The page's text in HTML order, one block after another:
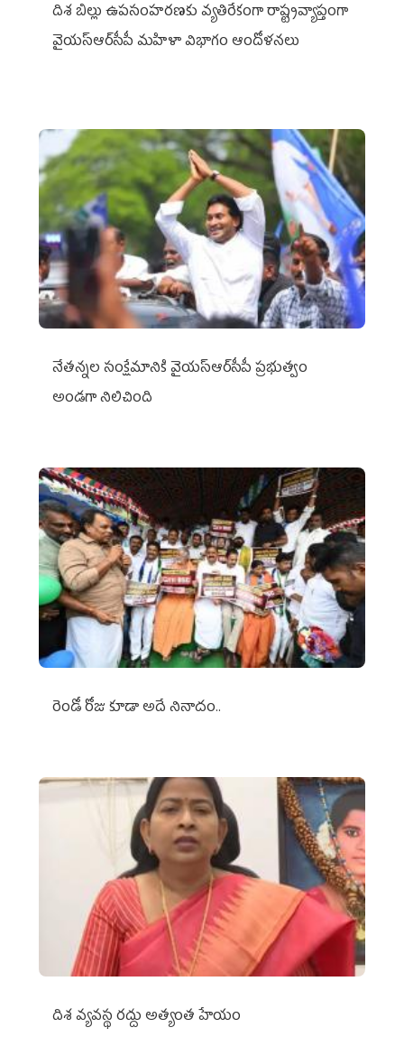
దిశ బిల్లు ఉపసంహరణకు వ్యతిరేకంగా రాష్ట్రవ్యాప్తంగా
వైయ‌స్ఆర్‌సీపీ మహిళా విభాగం ఆందోళనలు
నేతన్నల సంక్షేమానికి వైయ‌స్ఆర్‌సీపీ ప్రభుత్వం
అండగా నిలిచింది
రెండో రోజు కూడా అదే నినాదం..
దిశ వ్యవస్థ రద్దు అత్యంత హేయం